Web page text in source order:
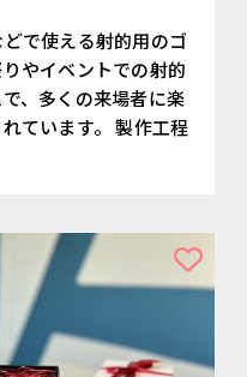
で使える射的用のゴ
やイベントでの射的
、多くの来場者に楽
ています。 製作工程